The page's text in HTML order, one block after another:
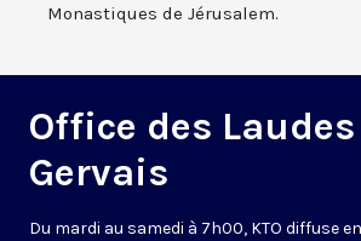
Monastiques de Jérusalem.
Office des
Gervais
Du mardi au samedi à 7h00, KTO diffuse